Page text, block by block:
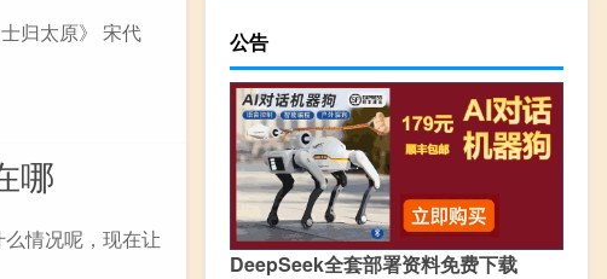
归太原》 宋代
哪
情况呢，现在让
公告
DeepSeek全套部署资料免费下载